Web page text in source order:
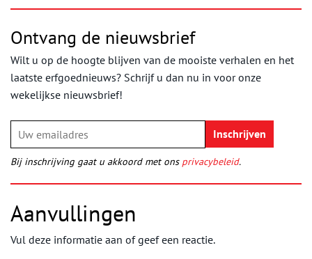
Ontvang de nieuwsbrief
Wilt u op de hoogte blijven van de mooiste verhalen en het
laatste erfgoednieuws? Schrijf u dan nu in voor onze
wekelijkse nieuwsbrief!
Bij inschrijving gaat u akkoord met ons privacybeleid.
Aanvullingen
Vul deze informatie aan of geef een reactie.